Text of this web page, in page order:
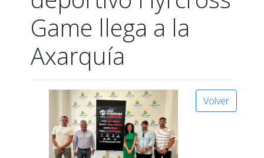
Game llega a la
Axarquía
Volver